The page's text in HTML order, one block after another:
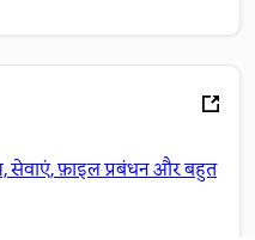
सेवाएं, फ़ाइल प्रबंधन और बहुत